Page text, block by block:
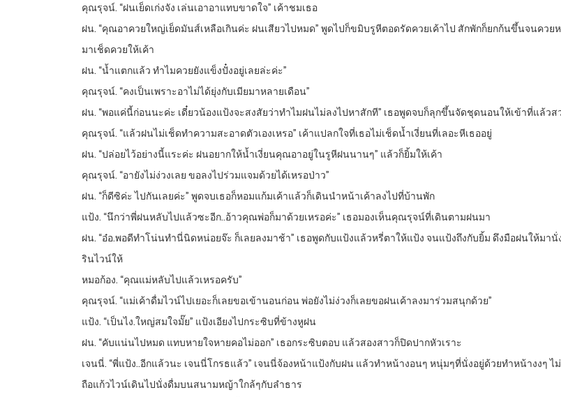
คุณรุจน์. “ฝนเย็ดเก่งจัง เล่นเอาอาแทบขาดใจ” เค้าชมเธอ
ฝน. “คุณอาควยใหญ่เย็ดมันส์เหลือเกินค่ะ ฝนเสียวไปหมด” พูดไปก็ขมิบรูหีตอดรัดควยเค้าไป สักพักก็ยกก้นขึ้นจนคว
มาเช็ดควยให้เค้า
ฝน. “น้ำแตกแล้ว ทำไมควยยังแข็งปั๋งอยู่เลยล่ะค่ะ”
คุณรุจน์. “คงเป็นเพราะอาไม่ได้ยุ่งกับเมียมาหลายเดือน”
ฝน. “พอแค่นี้ก่อนนะค่ะ เดี๋ยวน้องแป้งจะสงสัยว่าทำไมฝนไม่ลงไปหาสักที” เธอพูดจบก็ลุกขึ้นจัดชุดนอนให้เข้าที่แล้ว
คุณรุจน์. “แล้วฝนไม่เช็ดทำความสะอาดตัวเองเหรอ” เค้าแปลกใจที่เธอไม่เช็ดน้ำเงี่ยนที่เลอะหีเธออยู่
ฝน. “ปล่อยไว้อย่างนี้แระค่ะ ฝนอยากให้น้ำเงี่ยนคุณอาอยู่ในรูหีฝนนานๆ” แล้วก็ยิ้มให้เค้า
คุณรุจน์. “อายังไม่ง่วงเลย ขอลงไปร่วมแจมด้วยได้เหรอป่าว”
ฝน. “ก็ดีซิค่ะ ไปกันเลยค่ะ” พูดจบเธอก็หอมแก้มเค้าแล้วก็เดินนำหน้าเค้าลงไปที่บ้านพัก
แป้ง. “นึกว่าพี่ฝนหลับไปแล้วซะอีก..อ้าวคุณพ่อก็มาด้วยเหรอค่ะ” เธอมองเห็นคุณรุจน์ที่เดินตามฝนมา
ฝน. “อ๋อ.พอดีทำโน่นทำนี่นิดหน่อยจ๊ะ ก็เลยลงมาช้า” เธอพูดกับแป้งแล้วหรี่ตาให้แป้ง จนแป้งถึงกับยิ้ม ดึงมือฝนให้ม
รินไวน์ให้
หมอก้อง. “คุณแม่หลับไปแล้วเหรอครับ”
คุณรุจน์. “แม่เค้าดื่มไวน์ไปเยอะก็เลยขอเข้านอนก่อน พ่อยังไม่ง่วงก็เลยขอฝนเค้าลงมาร่วมสนุกด้วย”
แป้ง. “เป็นไง.ใหญ่สมใจมั๊ย” แป้งเอียงไปกระซิบที่ข้างหูฝน
ฝน. “คับแน่นไปหมด แทบหายใจหายคอไม่ออก” เธอกระซิบตอบ แล้วสองสาวก็ปิดปากหัวเราะ
เจนนี่. “พี่แป้ง..อีกแล้วนะ เจนนี่โกรธแล้ว” เจนนี่จ้องหน้าแป้งกับฝน แล้วทำหน้างอนๆ หนุ่มๆที่นั่งอยู่ด้วยทำหน้างงๆ
ถือแก้วไวน์เดินไปนั่งดื่มบนสนามหญ้าใกล้ๆกับลำธาร